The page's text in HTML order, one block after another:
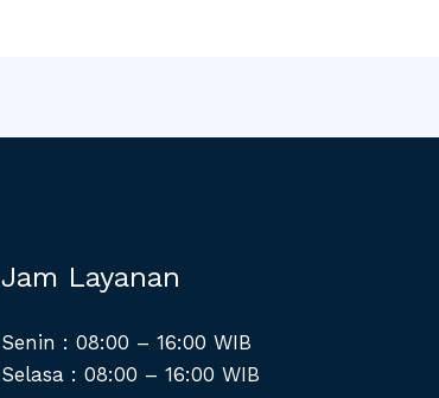
Jam Layanan
Senin : 08:00 – 16:00 WIB
Selasa : 08:00 – 16:00 WIB